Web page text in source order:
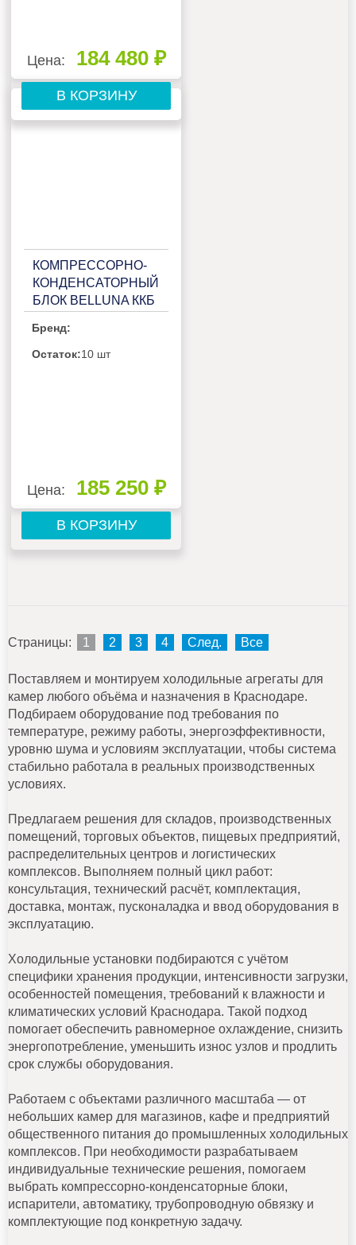
Цена: 184 480 ₽
В КОРЗИНУ
КОМПРЕССОРНО-
КОНДЕНСАТОРНЫЙ
БЛОК BELLUNA ККБ
ПОТРЕБИТЕЛЬ,
БЕЗ РЕСИВЕРА С
Бренд:
Остаток:10 шт
Цена: 185 250 ₽
В КОРЗИНУ
Страницы: 1 2 3 4 След. Все
Поставляем и монтируем холодильные агрегаты для
камер любого объёма и назначения в Краснодаре.
Подбираем оборудование под требования по
температуре, режиму работы, энергоэффективности,
уровню шума и условиям эксплуатации, чтобы система
стабильно работала в реальных производственных
условиях.
Предлагаем решения для складов, производственных
помещений, торговых объектов, пищевых предприятий,
распределительных центров и логистических
комплексов. Выполняем полный цикл работ:
консультация, технический расчёт, комплектация,
доставка, монтаж, пусконаладка и ввод оборудования в
эксплуатацию.
Холодильные установки подбираются с учётом
специфики хранения продукции, интенсивности загрузки,
особенностей помещения, требований к влажности и
климатических условий Краснодара. Такой подход
помогает обеспечить равномерное охлаждение, снизить
энергопотребление, уменьшить износ узлов и продлить
срок службы оборудования.
Работаем с объектами различного масштаба — от
небольших камер для магазинов, кафе и предприятий
общественного питания до промышленных холодильных
комплексов. При необходимости разрабатываем
индивидуальные технические решения, помогаем
выбрать компрессорно-конденсаторные блоки,
испарители, автоматику, трубопроводную обвязку и
комплектующие под конкретную задачу.